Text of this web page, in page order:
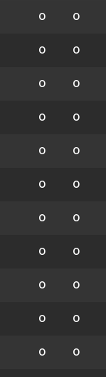
0 0
0 0
0 0
0 0
0 0
0 0
0 0
0 0
0 0
0 0
0 0